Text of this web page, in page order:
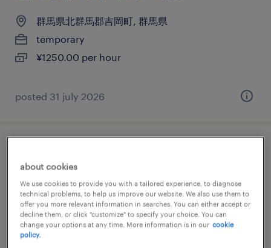
群馬県北群馬郡吉岡町, 群馬県
temporary
¥1250.00 per hour
posted 31 july 2026
群馬県北群馬郡吉岡町, 群馬県
temporary
¥1260.00 per hour
about cookies
We use cookies to provide you with a tailored experience, to diagnose
technical problems, to help us improve our website. We also use them to
offer you more relevant information in searches. You can either accept or
decline them, or click "customize" to specify your choice. You can
change your options at any time. More information is in our cookie
policy.